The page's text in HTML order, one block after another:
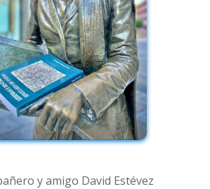
y amigo David Estévez